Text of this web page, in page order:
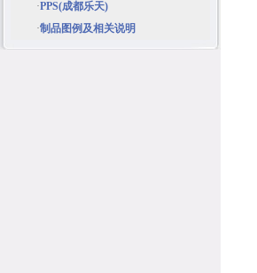
·PPS(成都乐天)
·制品图例及相关说明